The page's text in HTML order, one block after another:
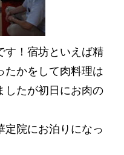
す！宿坊といえば精
たかをして肉料理は
したが初日にお肉の
定院にお泊りになっ